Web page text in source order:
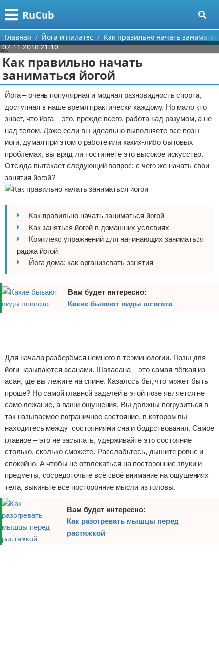
RuCub
Меню
Главная
Категории
Аэробика
Разное про спорт
Баскетбол
Бодибилдинг
Конный спорт
Экстримальный спорт
Боевые виды искусства
Как накачаться
Легкая атлетика
Йога и пилатес
Хоккей
Волейбол
Детский спорт
Зимние виды спорта
Тренировки дома
Поиск
О проекте
Контакты
Сотрудничество
Размещение рекламы
Для правообладателей
Отказ от ответственности
Главная Йога и пилатес
Как правильно начать
07-11-2018 21:10
Как правильно начать
заниматься йогой
Йога – очень популярная и модная разновидность спорта,
доступная в наше время практически каждому. Но мало кто
знает, что йога – это, прежде всего, работа над разумом, а не
над телом. Даже если вы идеально выполняете все позы
йоги, думая при этом о работе или каких-либо бытовых
проблемах, вы вряд ли постигнете это высокое искусство.
Отсюда вытекает следующий вопрос: с чего же начать свои
занятия йогой?
Как правильно начать заниматься йогой
Как заняться йогой в домашних условиях
Комплекс упражнений для начинающих заниматься
раджа йогой
Йога дома: как организовать занятия
Вам будет интересно:
Какие бывают виды шпагата
Для начала разберёмся немного в терминологии. Позы для
йоги называются асанами. Шавасана – это самая лёгкая из
асан, где вы лежите на спине. Казалось бы, что может быть
проще? Но самой главной задачей в этой позе является не
само лежание, а ваши ощущения. Вы должны погрузиться в
так называемое пограничное состояние, в котором вы
находитесь между состояниями сна и бодрствования. Самое
главное – это не засыпать, удерживайте это состояние
столько, сколько сможете. Расслабьтесь, дышите ровно и
спокойно. А чтобы не отвлекаться на посторонние звуки и
предметы, сосредоточьте всё своё внимание на ощущениях
тела, выкиньте все посторонние мысли из головы.
Вам будет интересно:
Как разогревать мышцы перед
растяжкой